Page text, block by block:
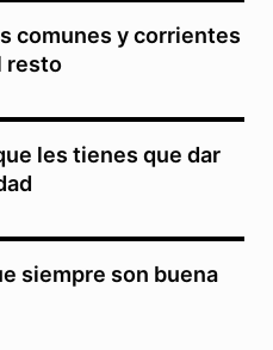
comunes y corrientes
resto
les tienes que dar
siempre son buena